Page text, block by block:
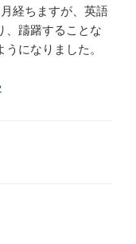
経ちますが、英語
、躊躇することな
になりました。